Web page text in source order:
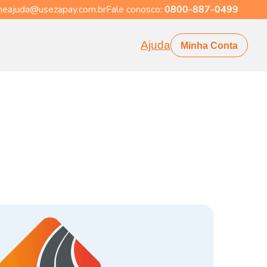
Fale conosco: 0800-887-0499
Ajuda Minha Conta